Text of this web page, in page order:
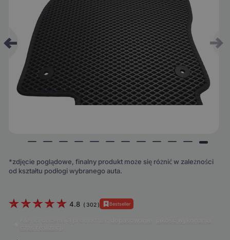
*zdjęcie poglądowe, finalny produkt może się różnić w zależności
od kształtu podłogi wybranego auta.
4.8 ( 302) Bestseller
Klienci doceniają produkt za: dopasowanie
czas realizacji